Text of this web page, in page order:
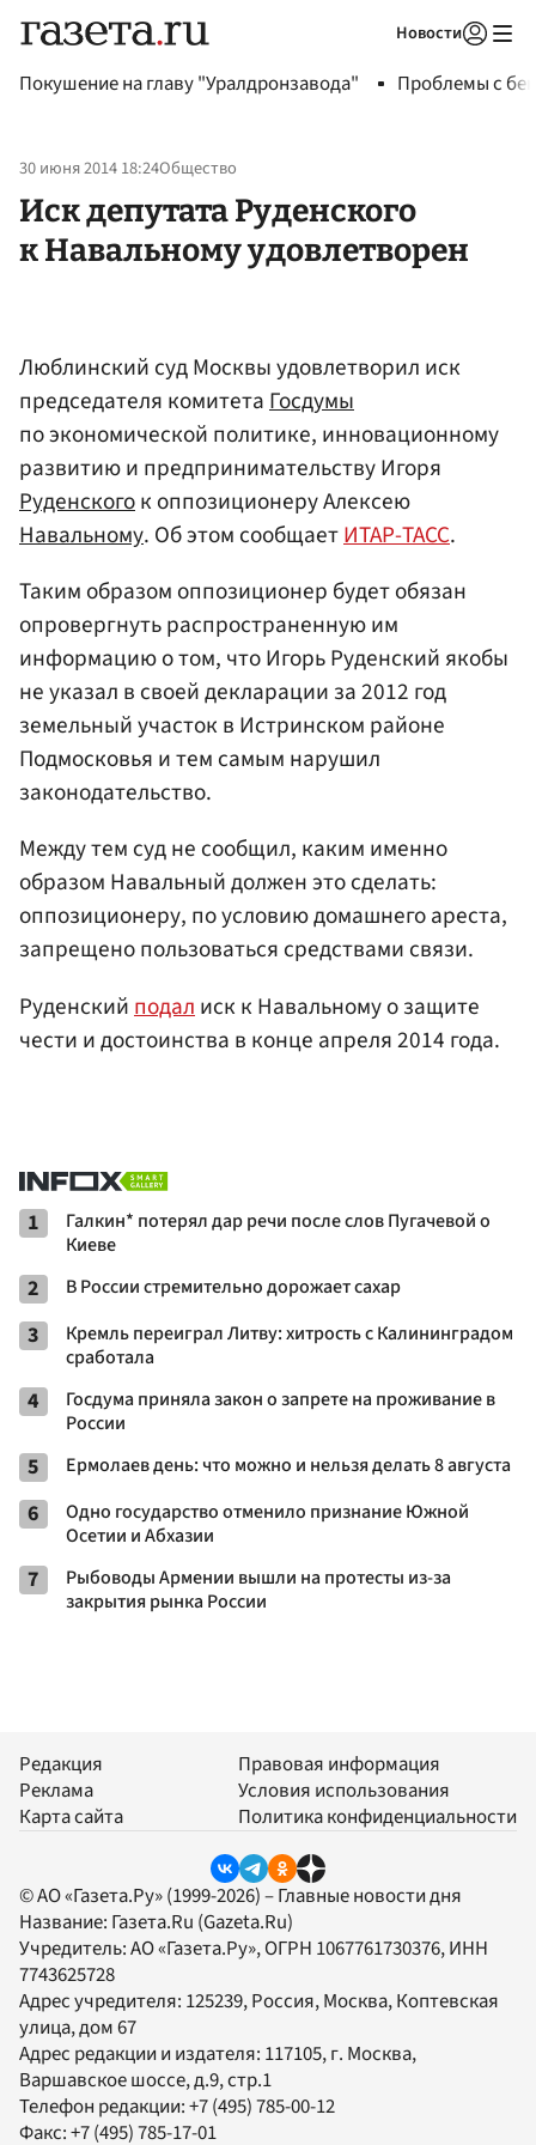
Новости
Покушение на главу "Уралдронзавода" Проблемы с
30 июня 2014 18:24Общество
Иск депутата Руденского
к Навальному удовлетворен
Люблинский суд Москвы удовлетворил иск
председателя комитетаГосдумы
по экономической политике, инновационному
развитию и предпринимательству Игоря
Руденскогок оппозиционеру Алексею
Навальному. Об этом сообщаетИТАР-ТАСС.
Таким образом оппозиционер будет обязан
опровергнуть распространенную им
информацию о том, что Игорь Руденский якобы
не указал в своей декларации за 2012 год
земельный участок в Истринском районе
Подмосковья и тем самым нарушил
законодательство.
Между тем суд не сообщил, каким именно
образом Навальный должен это сделать:
оппозиционеру, по условию домашнего ареста,
запрещено пользоваться средствами связи.
Руденский подал иск к Навальному о защите
чести и достоинства в конце апреля 2014 года.
1
Галкин* потерял дар речи после слов Пугачевой о
Киеве
2 В России стремительно дорожает сахар
3
Кремль переиграл Литву: хитрость с Калининградом
сработала
4
Госдума приняла закон о запрете на проживание в
России
5 Ермолаев день: что можно и нельзя делать 8 августа
6
Одно государство отменило признание Южной
Осетии и Абхазии
7
Рыбоводы Армении вышли на протесты из-за
закрытия рынка России
Редакция
Реклама
Карта сайта
Правовая информация
Условия использования
Политика конфиденциальности
© АО «Газета.Ру» (1999-2026) – Главные новости дня
Название: Газета.Ru (Gazeta.Ru)
Учредитель:АО «Газета.Ру», ОГРН 1067761730376, ИНН
7743625728
Адрес учредителя: 125239, Россия, Москва, Коптевская
улица, дом 67
Адрес редакции и издателя: 117105, г. Москва,
Варшавское шоссе, д.9, стр.1
Телефон редакции:+7 (495) 785-00-12
Факс:+7 (495) 785-17-01